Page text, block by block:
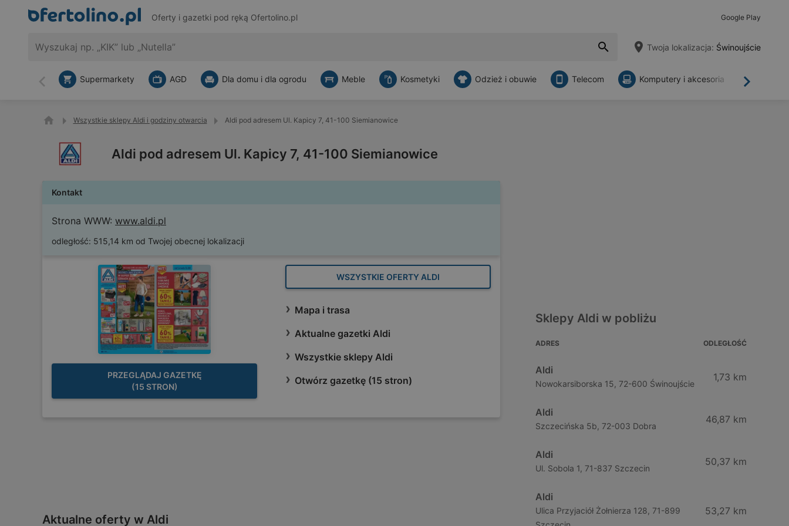
Oferty i gazetki pod ręką Ofertolino.pl Google Play
Twoja lokalizacja: Świnoujście
Wstecz Dalej
Supermarkety AGD Dla domu i dla ogrodu Meble Kosmetyki Odzież i obuwie Telecom Komputery i akcesoria
Wszystkie sklepy Aldi i godziny otwarcia Aldi pod adresem Ul. Kapicy 7, 41-100 Siemianowice
Aldi pod adresem Ul. Kapicy 7, 41-100 Siemianowice
Kontakt
Strona WWW: www.aldi.pl
odległość: 515,14 km od Twojej obecnej lokalizacji
PRZEGLĄDAJ GAZETKĘ
(15 STRON)
WSZYSTKIE OFERTY ALDI
Mapa i trasa
Aktualne gazetki Aldi
Wszystkie sklepy Aldi
Otwórz gazetkę (15 stron)
Aktualne oferty w Aldi
Sklepy Aldi w pobliżu
ADRES ODLEGŁOŚĆ
Aldi
Nowokarsiborska 15, 72-600 Świnoujście
1,73 km
Aldi
Szczecińska 5b, 72-003 Dobra
46,87 km
Aldi
Ul. Sobola 1, 71-837 Szczecin
50,37 km
Aldi
Ulica Przyjaciół Żołnierza 128, 71-899
53,27 km